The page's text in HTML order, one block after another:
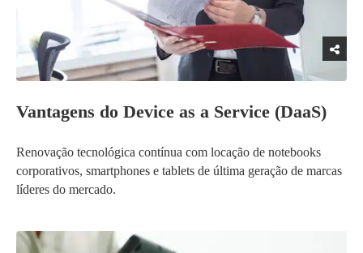
Vantagens do Device as a Service (DaaS)
Renovação tecnológica contínua com locação de notebooks
corporativos, smartphones e tablets de última geração de marcas
líderes do mercado.